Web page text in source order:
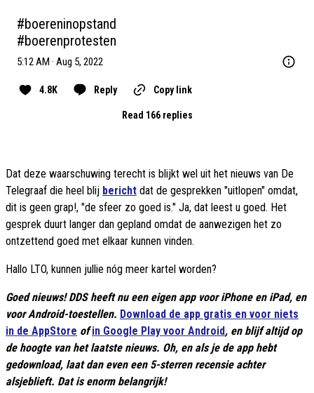
#boereninopstand
#boerenprotesten
5:12 AM · Aug 5, 2022
4.8K Reply Copy link
Read 166 replies
Dat deze waarschuwing terecht is blijkt wel uit het nieuws van De
Telegraaf die heel blij bericht dat de gesprekken "uitlopen" omdat,
dit is geen grap!, "de sfeer zo goed is." Ja, dat leest u goed. Het
gesprek duurt langer dan gepland omdat de aanwezigen het zo
ontzettend goed met elkaar kunnen vinden.
Hallo LTO, kunnen jullie nóg meer kartel worden?
Goed nieuws! DDS heeft nu een eigen app voor iPhone en iPad, en
voor Android-toestellen. Download de app gratis en voor niets
in de AppStore ofin Google Play voor Android, en blijf altijd op
de hoogte van het laatste nieuws. Oh, en als je de app hebt
gedownload, laat dan even een 5-sterren recensie achter
alsjeblieft. Dat is enorm belangrijk!